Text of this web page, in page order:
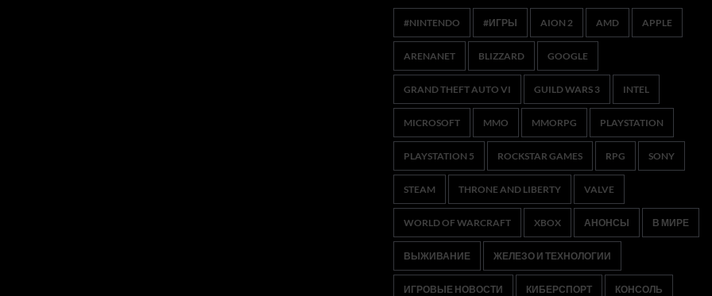
#NINTENDO #ИГРЫ AION 2 AMD APPLE
ARENANET BLIZZARD GOOGLE
GRAND THEFT AUTO VI GUILD WARS 3 INTEL
MICROSOFT MMO MMORPG PLAYSTATION
PLAYSTATION 5 ROCKSTAR GAMES RPG SONY
STEAM THRONE AND LIBERTY VALVE
WORLD OF WARCRAFT XBOX АНОНСЫ В МИРЕ
ВЫЖИВАНИЕ ЖЕЛЕЗО И ТЕХНОЛОГИИ
ИГРОВЫЕ НОВОСТИ КИБЕРСПОРТ КОНСОЛЬ